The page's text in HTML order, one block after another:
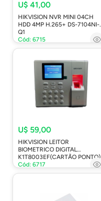
U$ 41,00
HIKVISION NVR MINI 04CH
HDD 4MP H.265+ DS-7104NI-
Q1
Cód: 6715
U$ 59,00
HIKVISION LEITOR
BIOMETRICO DIGITAL
K1T8003EF(CARTÃO PONTO)
Cód: 6717